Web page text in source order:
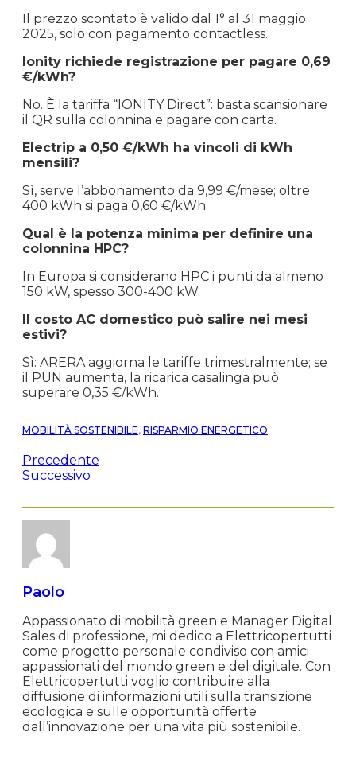
Il prezzo scontato è valido dal 1° al 31 maggio
2025, solo con pagamento contactless.
Ionity richiede registrazione per pagare 0,69
€/kWh?
No. È la tariffa “IONITY Direct”: basta scansionare
il QR sulla colonnina e pagare con carta.
Electrip a 0,50 €/kWh ha vincoli di kWh
mensili?
Sì, serve l’abbonamento da 9,99 €/mese; oltre
400 kWh si paga 0,60 €/kWh.
Qual è la potenza minima per definire una
colonnina HPC?
In Europa si considerano HPC i punti da almeno
150 kW, spesso 300-400 kW.
Il costo AC domestico può salire nei mesi
estivi?
Sì: ARERA aggiorna le tariffe trimestralmente; se
il PUN aumenta, la ricarica casalinga può
superare 0,35 €/kWh.
MOBILITÀ SOSTENIBILE, RISPARMIO ENERGETICO
Precedente
Successivo
Paolo
Appassionato di mobilità green e Manager Digital
Sales di professione, mi dedico a Elettricopertutti
come progetto personale condiviso con amici
appassionati del mondo green e del digitale. Con
Elettricopertutti voglio contribuire alla
diffusione di informazioni utili sulla transizione
ecologica e sulle opportunità offerte
dall’innovazione per una vita più sostenibile.